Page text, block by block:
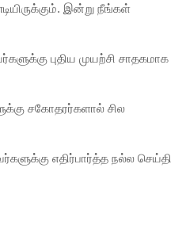
இன்று நீங்கள்
புதிய முயற்சி சாதகமாக
சகோதரர்களால் சில
எதிர்பார்த்த நல்ல செய்தி